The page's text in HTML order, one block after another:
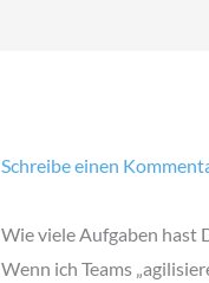
Schreibe einen
Wie viele Aufgaben hast
Wenn ich Teams